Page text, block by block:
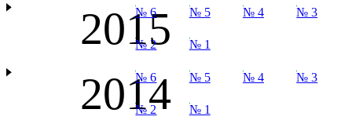
2015
№ 6 № 5 № 4 № 3
№ 2 № 1
2014
№ 6 № 5 № 4 № 3
№ 2 № 1